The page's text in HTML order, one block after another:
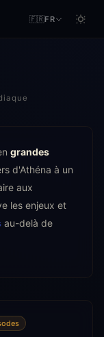
🇫🇷FR
grandes
d'Athéna à un
aux
les enjeux et
au-delà de